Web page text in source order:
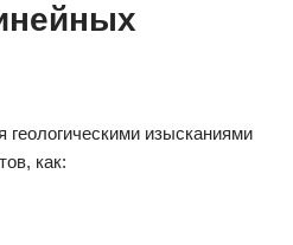
изысканиями
как: